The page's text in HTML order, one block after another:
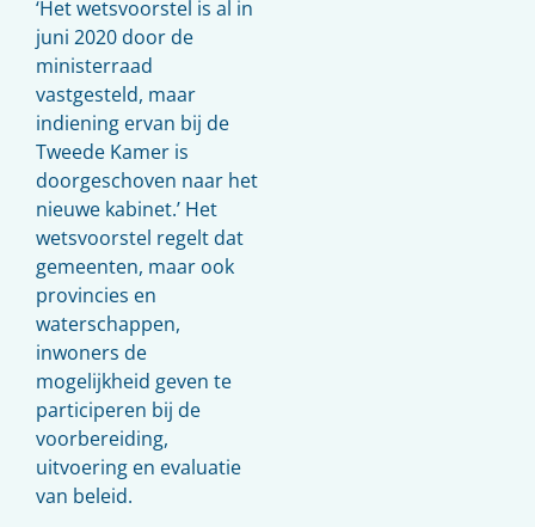
‘Het wetsvoorstel is al in
juni 2020 door de
ministerraad
vastgesteld, maar
indiening ervan bij de
Tweede Kamer is
doorgeschoven naar het
nieuwe kabinet.’ Het
wetsvoorstel regelt dat
gemeenten, maar ook
provincies en
waterschappen,
inwoners de
mogelijkheid geven te
participeren bij de
voorbereiding,
uitvoering en evaluatie
van beleid.